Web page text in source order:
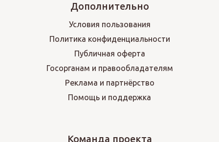
Дополнительно
Условия пользования
Политика конфиденциальности
Публичная оферта
Госорганам и правообладателям
Реклама и партнёрство
Помощь и поддержка
Команда проекта